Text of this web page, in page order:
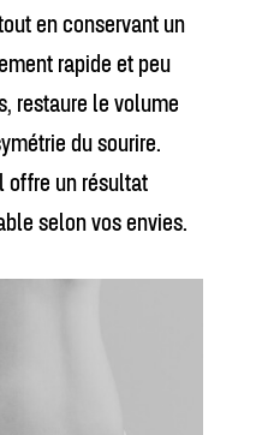
en conservant un
rapide et peu
restaure le volume
du sourire.
offre un résultat
selon vos envies.